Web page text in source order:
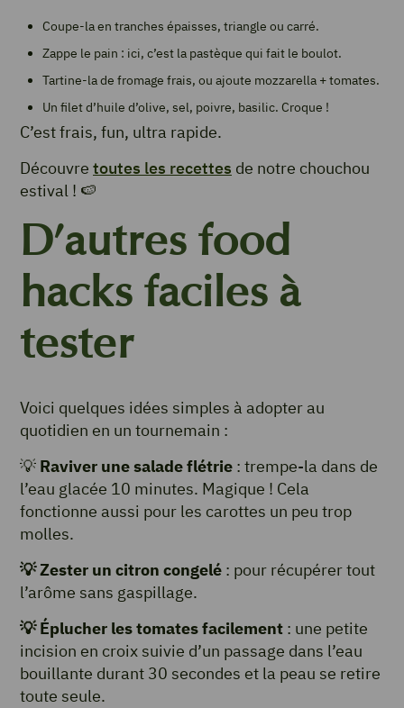
Coupe-la en tranches épaisses, triangle ou carré.
Zappe le pain : ici, c’est la pastèque qui fait le boulot.
Tartine-la de fromage frais, ou ajoute mozzarella + tomates.
Un filet d’huile d’olive, sel, poivre, basilic. Croque !
C’est frais, fun, ultra rapide.
Découvre toutes les recettes de notre chouchou
estival ! 🍉
D’autres food
hacks faciles à
tester
Voici quelques idées simples à adopter au
quotidien en un tournemain :
💡 Raviver une salade flétrie : trempe-la dans de
l’eau glacée 10 minutes. Magique ! Cela
fonctionne aussi pour les carottes un peu trop
molles.
💡Zester un citron congelé : pour récupérer tout
l’arôme sans gaspillage.
💡 Éplucher les tomates facilement : une petite
incision en croix suivie d’un passage dans l’eau
bouillante durant 30 secondes et la peau se retire
toute seule.